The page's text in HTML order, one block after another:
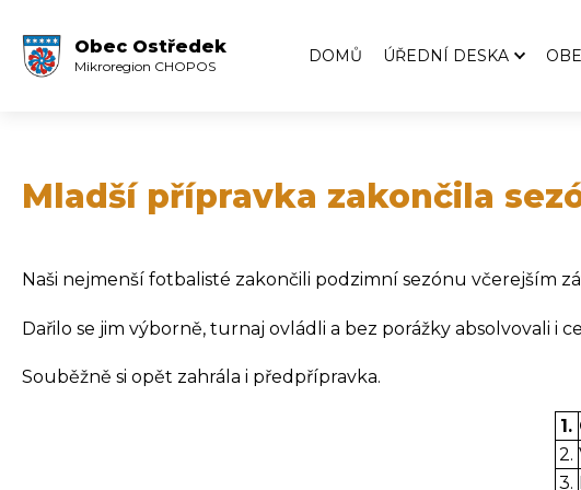
Obec Ostředek
Mikroregion CHOPOS
DOMŮ ÚŘEDNÍ DESKA
Zápisy ze zasedání
Zápisy z veřejných schůzí
Archiv úřední desky do
Mladší přípravka zakončila
Naši nejmenší fotbalisté zakončili podzimní sezónu včerejším
Dařilo se jim výborně, turnaj ovládli a bez porážky absolvovali i
Souběžně si opět zahrála i předpřípravka.
1.
2.
3.